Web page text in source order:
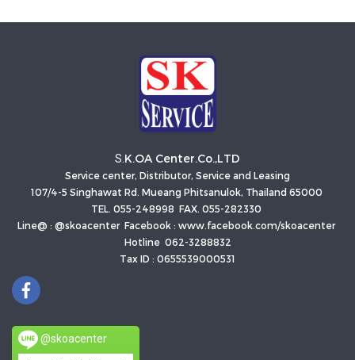
S. K.OA Center.Co.,LTD
Service center, Distributor, Service and Leasing
107/4-5 Singhawat Rd. Mueang Phitsanulok, Thailand 65000
TEL. 055-248998 FAX. 055-282330
Line@ : @skoacenter Facebook : www.facebook.com/skoacenter
Hotline 062-3288832
Tax ID : 0655539000531
@skoacenter